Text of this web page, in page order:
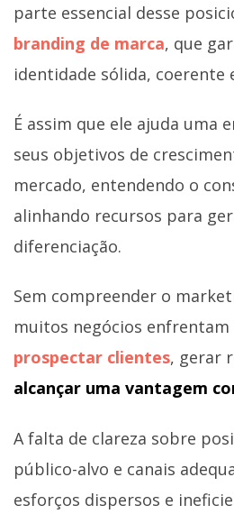
parte essencial desse
branding de marca, que
identidade sólida, coerente
É assim que ele ajuda uma
seus objetivos de
mercado, entendendo o
alinhando recursos para
diferenciação.
Sem compreender o
muitos negócios
prospectar clientes, gerar
alcançar uma vantagem
A falta de clareza sobre
público-alvo e canais
esforços dispersos e